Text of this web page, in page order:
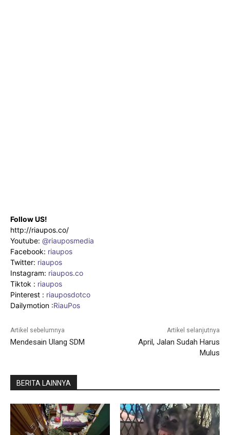
Follow US!
http://riaupos.co/
Youtube: @riauposmedia
Facebook: riaupos
Twitter: riaupos
Instagram: riaupos.co
Tiktok : riaupos
Pinterest : riauposdotco
Dailymotion :RiauPos
Artikel sebelumnya
Mendesain Ulang SDM
Artikel selanjutnya
April, Jalan Sudah Harus
Mulus
BERITA LAINNYA